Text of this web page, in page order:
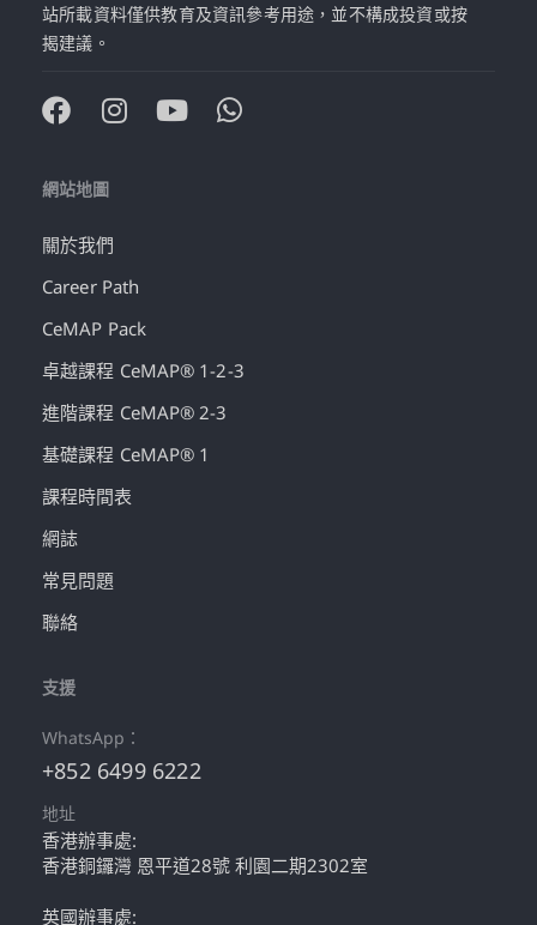
站所載資料僅供教育及資訊參考用途，並不構成投資或按
揭建議。
網站地圖
關於我們
Career Path
CeMAP Pack
卓越課程 CeMAP® 1-2-3
進階課程 CeMAP® 2-3
基礎課程 CeMAP® 1
課程時間表
網誌
常見問題
聯絡
支援
WhatsApp：
+852 6499 6222
地址
香港辦事處:
香港銅鑼灣 恩平道28號 利園二期2302室
英國辦事處: